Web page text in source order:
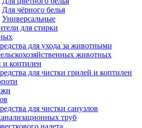
Для чёрного белья
Универсальные
для стирки
для ухода за животными
животных
и коптилен
для чистки грилей и коптилен
для чистки санузлов
труб
налета